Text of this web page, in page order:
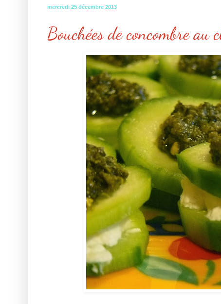
mercredi 25 décembre 2013
Bouchées de concombre au